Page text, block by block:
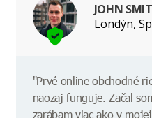
JOHN
Londýn,
"Prvé online obchodné
naozaj funguje. Začal
zarábam viac ako v